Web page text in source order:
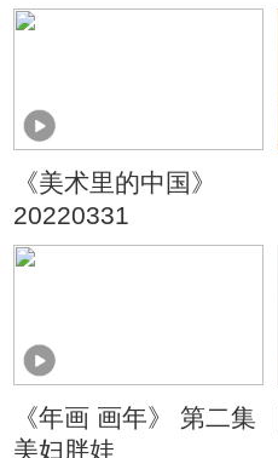
《美术里的中国》
20220331
《年画 画年》 第二集
美妇胖娃